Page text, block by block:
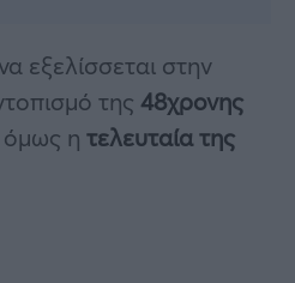
εξελίσσεται στην
της 48χρονης
όμως η τελευταία της